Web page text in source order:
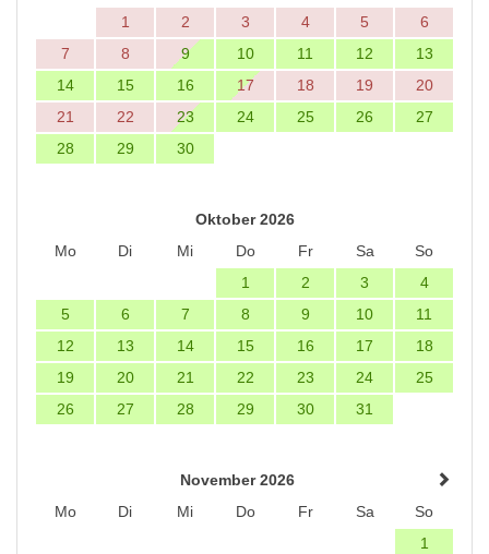
1
2 3 4 5
6
7
8 9 10 11 12
13
14
15 16 17 18 19
20
21
22 23 24 25 26
27
28
29 30
Oktober 2026
Mo
Di Mi Do Fr Sa
So
1
2 3
4
5
6 7 8 9 10
11
12
13 14 15 16 17
18
19
20 21 22 23 24
25
26
27 28 29 30 31
November 2026
Mo
Di Mi Do Fr Sa
So
1